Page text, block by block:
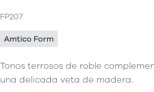
FP207
Amtico Form
Tonos terrosos de roble
una delicada veta de madera.